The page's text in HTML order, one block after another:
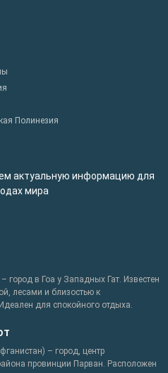
Полинезия
актуальную информацию для
мира
город в Гоа у Западных Гат. Известен
лесами и близостью к
для спокойного отдыха.
– город, центр
провинции Парван. Расположен